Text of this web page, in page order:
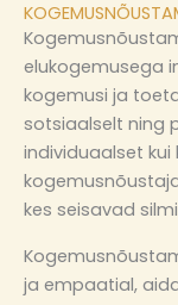
elukogemusega
kogemusi ja
sotsiaalselt ning
individuaalset kui
kes seisavad
ja empaatial,